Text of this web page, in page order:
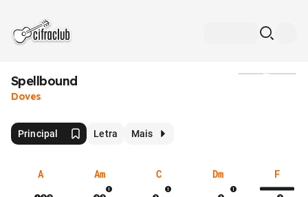
Spellbound
Doves
Principal Letra Mais
A Am C Dm F